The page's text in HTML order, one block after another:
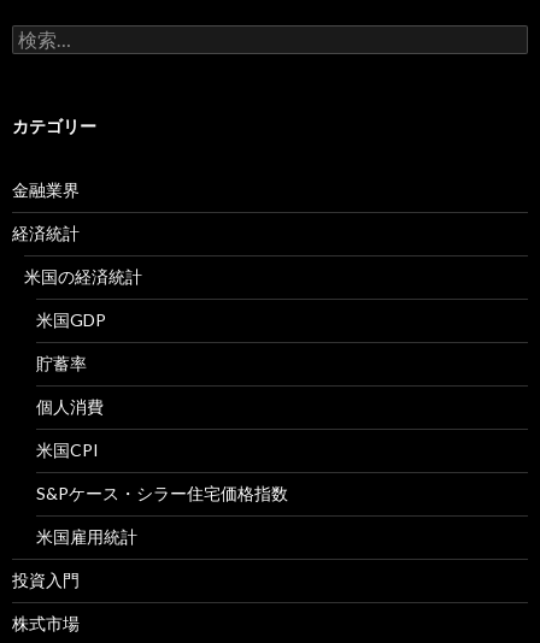
検
索:
カテゴリー
金融業界
経済統計
米国の経済統計
米国GDP
貯蓄率
個人消費
米国CPI
S&Pケース・シラー住宅価格指数
米国雇用統計
投資入門
株式市場